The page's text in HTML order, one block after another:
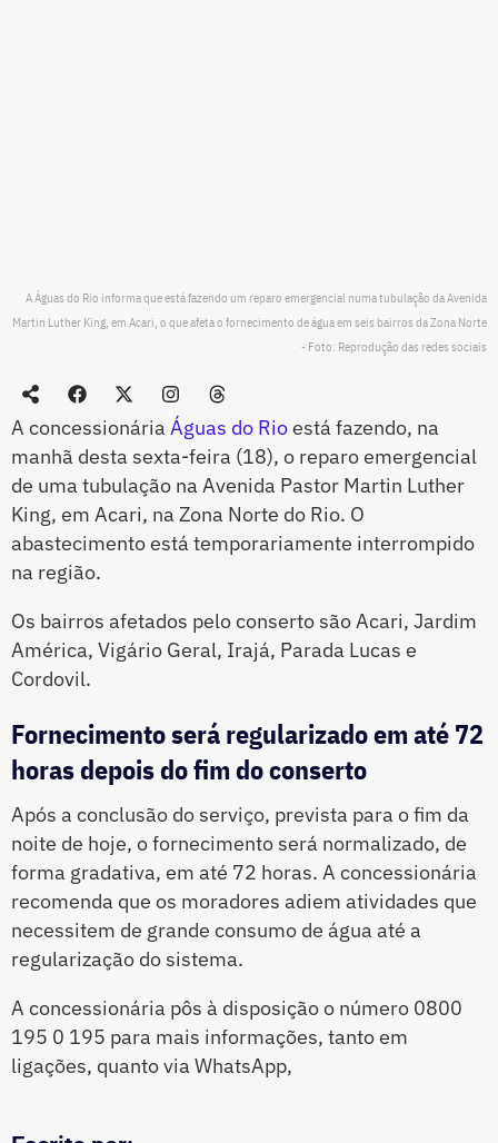
A Águas do Rio informa que está fazendo um reparo emergencial numa tubulação da Avenida
Martin Luther King, em Acari, o que afeta o fornecimento de água em seis bairros da Zona Norte
- Foto: Reprodução das redes sociais
A concessionária Águas do Rioestá fazendo, na
manhã desta sexta-feira (18), o reparo emergencial
de uma tubulação na Avenida Pastor Martin Luther
King, em Acari, na Zona Norte do Rio. O
abastecimento está temporariamente interrompido
na região.
Os bairros afetados pelo conserto são Acari, Jardim
América, Vigário Geral, Irajá, Parada Lucas e
Cordovil.
Fornecimento será regularizado em até 72
horas depois do fim do conserto
Após a conclusão do serviço, prevista para o fim da
noite de hoje, o fornecimento será normalizado, de
forma gradativa, em até 72 horas. A concessionária
recomenda que os moradores adiem atividades que
necessitem de grande consumo de água até a
regularização do sistema.
A concessionária pôs à disposição o número 0800
195 0 195 para mais informações, tanto em
ligações, quanto via WhatsApp,